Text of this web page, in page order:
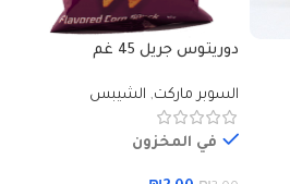
دوريتوس جريل 45 غم
السوبر ماركت, الشيبس
في المخزون